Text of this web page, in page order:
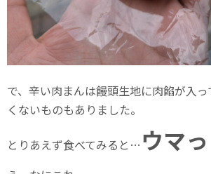
で、辛い肉まんは饅頭生地に肉餡が入
くないものもありました。
とりあえず食べてみると… ウマ